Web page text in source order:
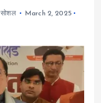
सोशल
March 2, 2025